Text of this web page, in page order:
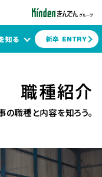
知る 新卒 ENTRY
職種紹介
職種と内容を知ろう。